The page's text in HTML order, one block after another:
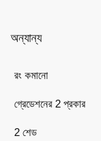
অন্যান্য
রং কমানো
গ্রেডেশনের 2 প্রকার
2 শেড